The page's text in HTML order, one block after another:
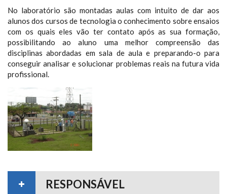
No laboratório são montadas aulas com intuito de dar aos
alunos dos cursos de tecnologia o conhecimento sobre ensaios
com os quais eles vão ter contato após as sua formação,
possibilitando ao aluno uma melhor compreensão das
disciplinas abordadas em sala de aula e preparando-o para
conseguir analisar e solucionar problemas reais na futura vida
profissional.
RESPONSÁVEL